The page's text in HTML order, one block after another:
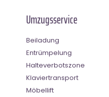
Umzugsservice
Beiladung
Entrümpelung
Halteverbotszone
Klaviertransport
Möbellift